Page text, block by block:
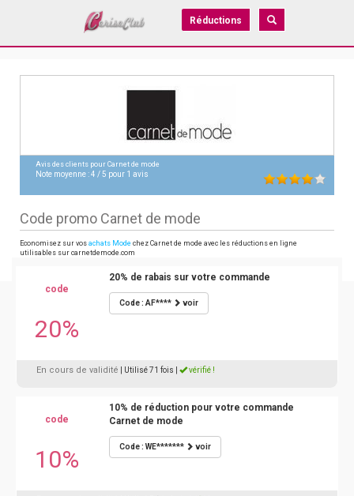
Réductions
Avis des clients pour Carnet de mode
Note moyenne :4 /5 pour 1 avis
Code promo Carnet de mode
Economisez sur vos achats Mode chez Carnet de mode avec les réductions en ligne
utilisables sur carnetdemode.com
code
20%
20% de rabais sur votre commande
Code : AF**** voir
En cours de validité | Utilisé 71 fois vérifié !
code
10%
10% de réduction pour votre commande
Carnet de mode
Code : WE******* voir